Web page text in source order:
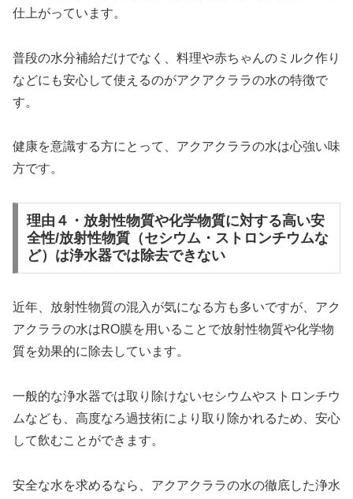
仕上がっています。
普段の水分補給だけでなく、料理や赤ちゃんのミルク作り
などにも安心して使えるのがアクアクララの水の特徴で
す。
健康を意識する方にとって、アクアクララの水は心強い味
方です。
理由４・放射性物質や化学物質に対する高い安
全性/放射性物質（セシウム・ストロンチウムな
ど）は浄水器では除去できない
近年、放射性物質の混入が気になる方も多いですが、アク
アクララの水はRO膜を用いることで放射性物質や化学物
質を効果的に除去しています。
一般的な浄水器では取り除けないセシウムやストロンチウ
ムなども、高度なろ過技術により取り除かれるため、安心
して飲むことができます。
安全な水を求めるなら、アクアクララの水の徹底した浄水